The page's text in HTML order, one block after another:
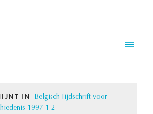
IN
Belgisch Tijdschrift voor
1997 1-2